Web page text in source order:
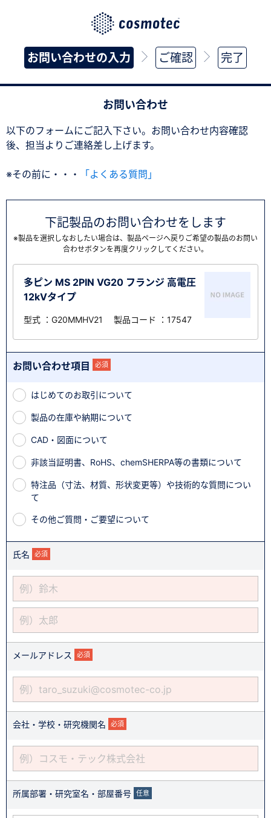
お問い合わせの入力 ご確認 完了
お問い合わせ
以下のフォームにご記入下さい。お問い合わせ内容確認
後、担当よりご連絡差し上げます。
※その前に・・・ 「よくある質問」
下記製品のお問い合わせをします
※製品を選択しなおしたい場合は、製品ページへ戻りご希望の製品のお問い
合わせボタンを再度クリックしてください。
多ピン MS 2PIN VG20 フランジ 高電圧
12kVタイプ
型式 ：G20MMHV21 製品コード ：17547
お問い合わせ項目 必須
はじめてのお取引について
製品の在庫や納期について
CAD・図面について
非該当証明書、RoHS、chemSHERPA等の書類について
特注品（寸法、材質、形状変更等）や技術的な質問につい
て
その他ご質問・ご要望について
氏名 必須
メールアドレス 必須
会社・学校・研究機関名 必須
所属部署・研究室名・部屋番号 任意